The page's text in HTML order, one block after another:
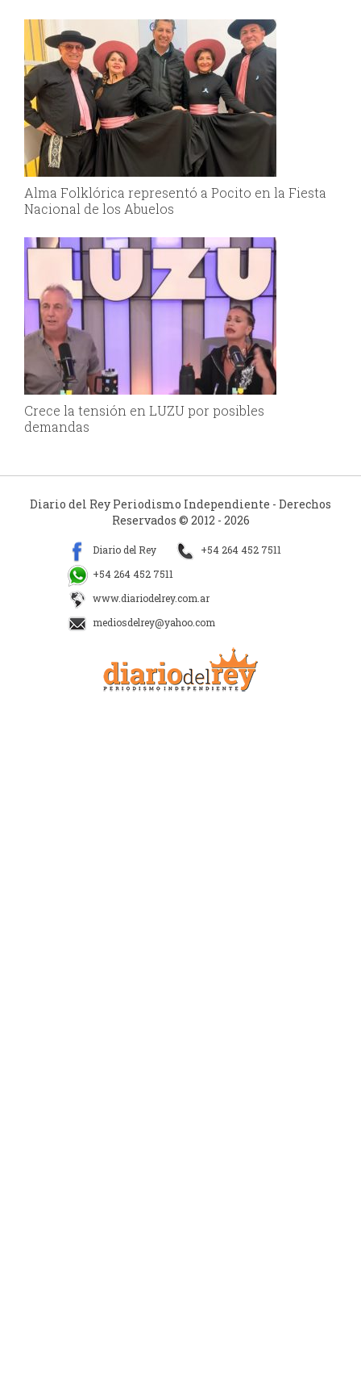
Alma Folklórica representó a Pocito en la Fiesta
Nacional de los Abuelos
Crece la tensión en LUZU por posibles
demandas
Diario del Rey Periodismo Independiente - Derechos
Reservados © 2012 - 2026
Diario del Rey
+54 264 452 7511
+54 264 452 7511
www.diariodelrey.com.ar
mediosdelrey@yahoo.com